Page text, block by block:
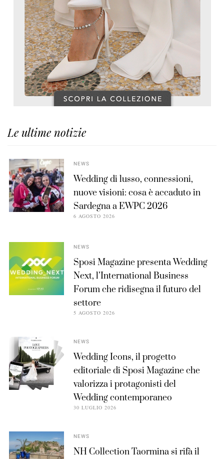
Le ultime notizie
NEWS
Wedding di lusso, connessioni,
nuove visioni: cosa è accaduto in
Sardegna a EWPC 2026
6 AGOSTO 2026
NEWS
Sposi Magazine presenta Wedding
Next, l’International Business
Forum che ridisegna il futuro del
settore
5 AGOSTO 2026
NEWS
Wedding Icons, il progetto
editoriale di Sposi Magazine che
valorizza i protagonisti del
Wedding contemporaneo
30 LUGLIO 2026
NEWS
NH Collection Taormina si rifà il